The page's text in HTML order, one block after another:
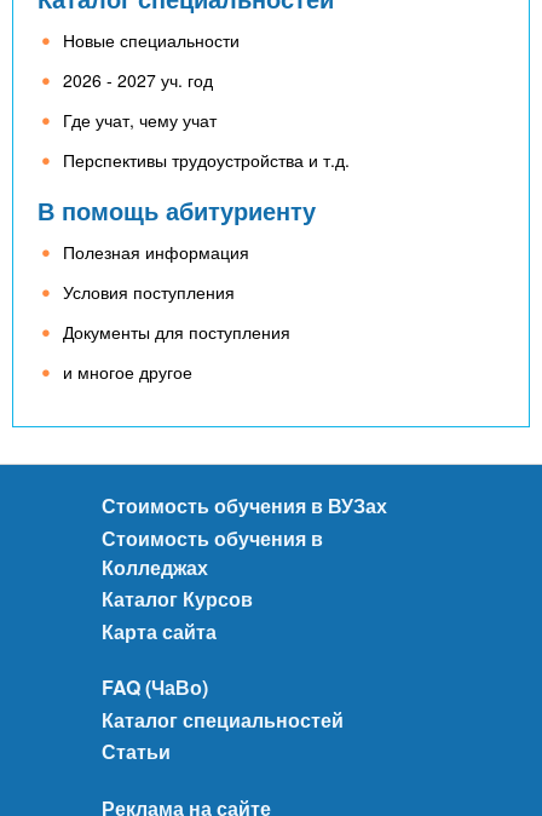
Новые специальности
2026 - 2027 уч. год
Где учат, чему учат
Перспективы трудоустройства и т.д.
В помощь абитуриенту
Полезная информация
Условия поступления
Документы для поступления
и многое другое
Стоимость обучения в ВУЗах
Стоимость обучения в
Колледжах
Каталог Курсов
Карта сайта
FAQ (ЧаВо)
Каталог специальностей
Статьи
Реклама на сайте